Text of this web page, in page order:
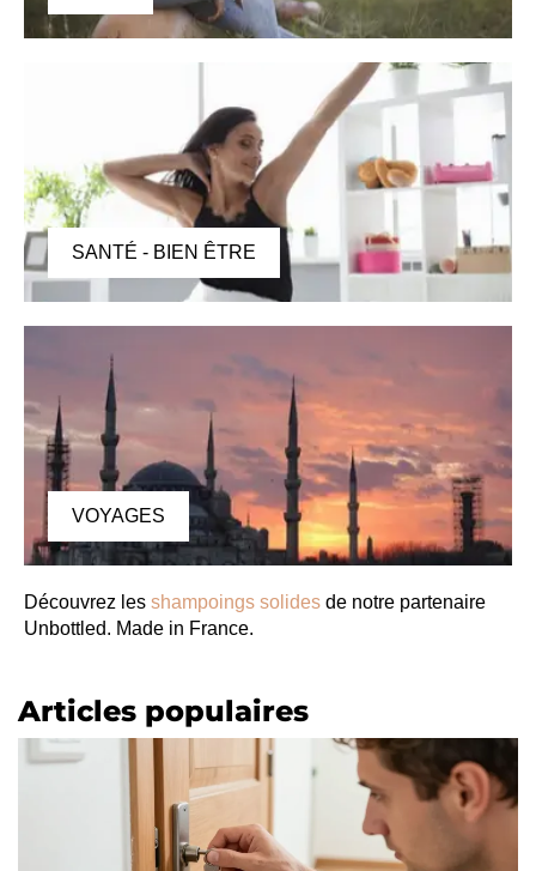
SANTÉ - BIEN ÊTRE
VOYAGES
Découvrez les shampoings solides de notre partenaire
Unbottled. Made in France.
Articles populaires